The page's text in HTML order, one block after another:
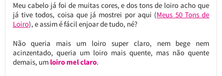
Meu cabelo já foi de muitas cores, e dos tons de loiro acho que
já tive todos, coisa que já mostrei por aqui (Meus 50 Tons de
Loiro), e assim é fácil enjoar de tudo, né?
Não queria mais um loiro super claro, nem bege nem
acinzentado, queria um loiro mais quente, mas não quente
demais, um loiro mel claro.